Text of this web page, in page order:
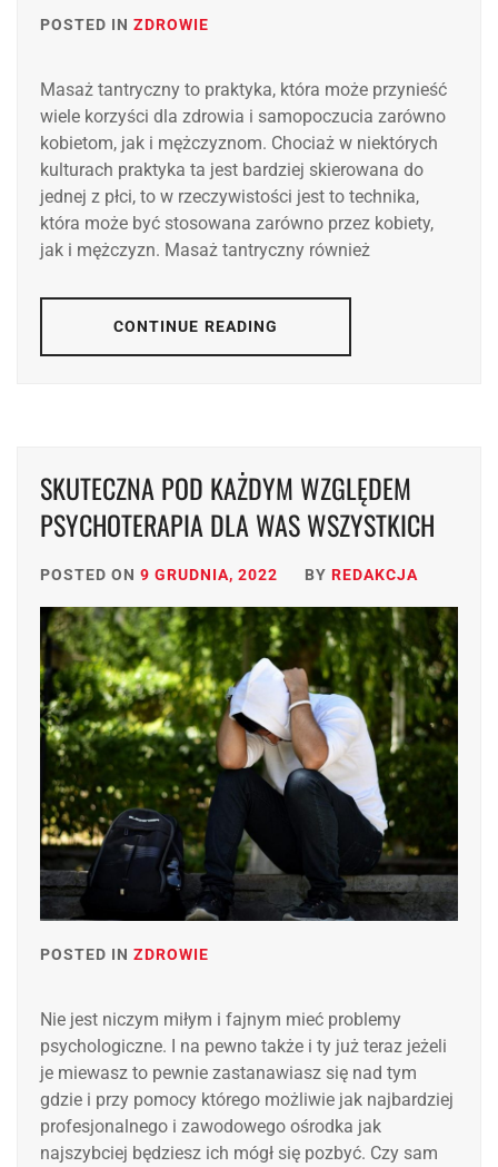
POSTED IN ZDROWIE
Masaż tantryczny to praktyka, która może przynieść
wiele korzyści dla zdrowia i samopoczucia zarówno
kobietom, jak i mężczyznom. Chociaż w niektórych
kulturach praktyka ta jest bardziej skierowana do
jednej z płci, to w rzeczywistości jest to technika,
która może być stosowana zarówno przez kobiety,
jak i mężczyzn. Masaż tantryczny również
CONTINUE READING
SKUTECZNA POD KAŻDYM WZGLĘDEM
PSYCHOTERAPIA DLA WAS WSZYSTKICH
POSTED ON 9 GRUDNIA, 2022 BY REDAKCJA
POSTED IN ZDROWIE
Nie jest niczym miłym i fajnym mieć problemy
psychologiczne. I na pewno także i ty już teraz jeżeli
je miewasz to pewnie zastanawiasz się nad tym
gdzie i przy pomocy którego możliwie jak najbardziej
profesjonalnego i zawodowego ośrodka jak
najszybciej będziesz ich mógł się pozbyć. Czy sam